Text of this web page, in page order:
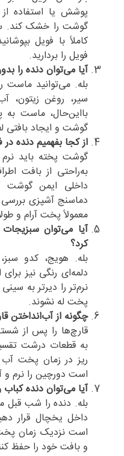
پوشش یا استفاده
گوشت را خشک کند.
فویل را بردارید.
آیا می‌توان دنده را
بله. می‌توانید ماست
سیر، روغن زیتون،
بااین‌حال، ماست
گوشت و ایجاد
از کجا بفهمیم دنده
گوشت پخته باید
به‌راحتی از بافت
داخلی ایمن گوشت
دماسنج آشپزی بررسی
معمولاً پخت آرام و
آیا می‌توان
کرد؟
بله. هویج، کدو
دلمه‌ای رنگی نیز
نرم‌تر را دیرتر به
پخت له نشوند.
چگونه از آب‌انداختن
قارچ‌ها را پس از
به قطعات درشت
ریز در زمان پخت
است دورچین را نرم و
آیا می‌توان دنده
بله. دنده را شب قبل
داخل یخچال قرار
است نزدیک زمان پخت
و بافت خود را حفظ